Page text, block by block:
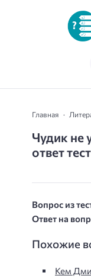
Главная
Чудик не
ответ
Вопрос из
Ответ на
Похожие
Кем